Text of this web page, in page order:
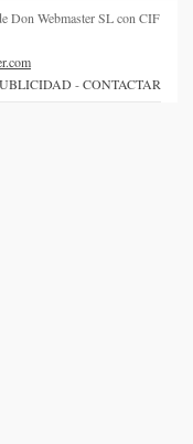
Don Webmaster SL con CIF
-CONTACTAR